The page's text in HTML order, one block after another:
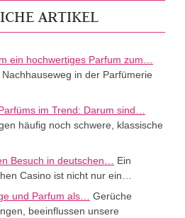
ARTIKEL
ein hochwertiges Parfum zum…
in der Parfümerie
im Trend: Darum sind…
häufig noch schwere, klassische
Besuch in deutschen…
Ein
Casino ist nicht nur ein…
und Parfum als…
Gerüche
beeinflussen unsere